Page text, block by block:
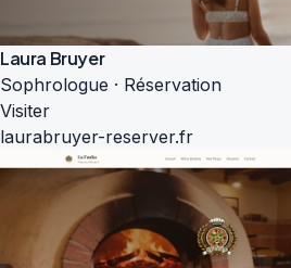
Laura Bruyer
Sophrologue · Réservation
Visiter
laurabruyer-reserver.fr